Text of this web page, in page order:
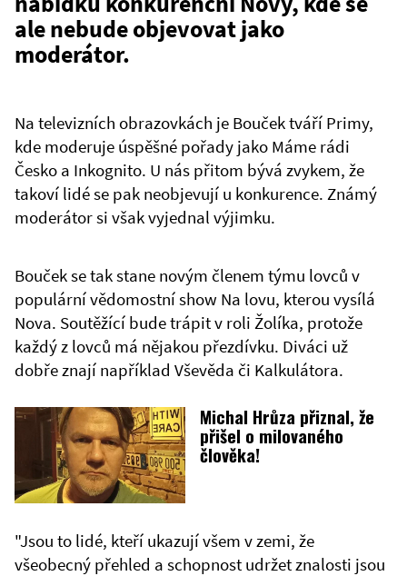
ale nebude objevovat jako
moderátor.
Na televizních obrazovkách je Bouček tváří Primy,
kde moderuje úspěšné pořady jako Máme rádi
Česko a Inkognito. U nás přitom bývá zvykem, že
takoví lidé se pak neobjevují u konkurence. Známý
moderátor si však vyjednal výjimku.
Bouček se tak stane novým členem týmu lovců v
populární vědomostní show Na lovu, kterou vysílá
Nova. Soutěžící bude trápit v roli Žolíka, protože
každý z lovců má nějakou přezdívku. Diváci už
dobře znají například Vševěda či Kalkulátora.
Michal Hrůza přiznal, že
přišel o milovaného
člověka!
"Jsou to lidé, kteří ukazují všem v zemi, že
všeobecný přehled a schopnost udržet znalosti jsou